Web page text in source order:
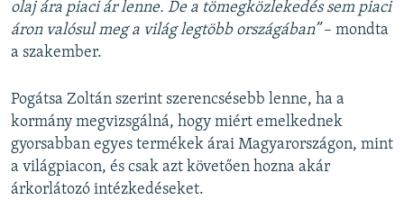
olaj ára piaci ár lenne. De a tömegközlekedés sem piaci
áron valósul meg a világ legtöbb országában”– mondta
a szakember.
Pogátsa Zoltán szerint szerencsésebb lenne, ha a
kormány megvizsgálná, hogy miért emelkednek
gyorsabban egyes termékek árai Magyarországon, mint
a világpiacon, és csak azt követően hozna akár
árkorlátozó intézkedéseket.